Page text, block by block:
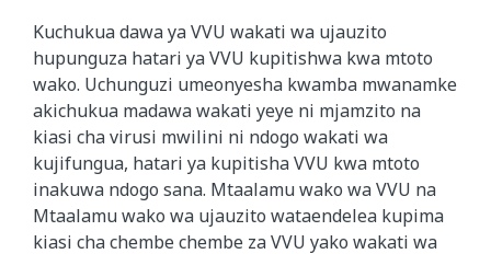
Kuchukua dawa ya VVU wakati wa ujauzito
hupunguza hatari ya VVU kupitishwa kwa mtoto
wako. Uchunguzi umeonyesha kwamba mwanamke
akichukua madawa wakati yeye ni mjamzito na
kiasi cha virusi mwilini ni ndogo wakati wa
kujifungua, hatari ya kupitisha VVU kwa mtoto
inakuwa ndogo sana. Mtaalamu wako wa VVU na
Mtaalamu wako wa ujauzito wataendelea kupima
kiasi cha chembe chembe za VVU yako wakati wa